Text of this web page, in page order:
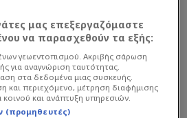
αρχίσουν να
όπως και στο ΝΒΑ»
μας επεξεργαζόμαστε
να παρασχεθούν τα εξής:
γεωεντοπισμού. Ακριβής σάρωση
για αναγνώριση ταυτότητας.
στα δεδομένα μιας συσκευής.
και περιεχόμενο, μέτρηση διαφήμισης
κοινού και ανάπτυξη υπηρεσιών.
(προμηθευτές)